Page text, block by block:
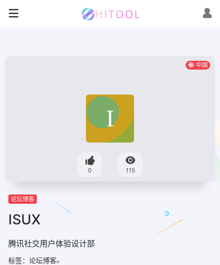
中国
0 115
论坛博客
ISUX
腾讯社交用户体验设计部
标签： 论坛博客